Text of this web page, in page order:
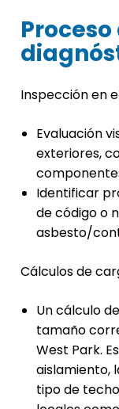
Inspección en
Evaluación
exteriores,
Identificar
de código o
asbesto/
Cálculos de
Un cálculo
tamaño
West Park.
aislamiento,
tipo de